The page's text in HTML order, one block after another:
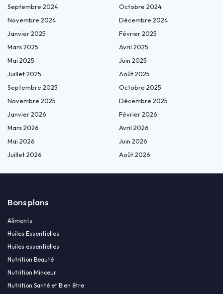
Septembre 2024
Octobre 2024
Novembre 2024
Décembre 2024
Janvier 2025
Février 2025
Mars 2025
Avril 2025
Mai 2025
Juin 2025
Juillet 2025
Août 2025
Septembre 2025
Octobre 2025
Novembre 2025
Décembre 2025
Janvier 2026
Février 2026
Mars 2026
Avril 2026
Mai 2026
Juin 2026
Juillet 2026
Août 2026
Bons plans
Aliments
Huiles Essentielles
Huiles essentielles
Nutrition Beauté
Nutrition Minceur
Nutrition Santé et Bien être